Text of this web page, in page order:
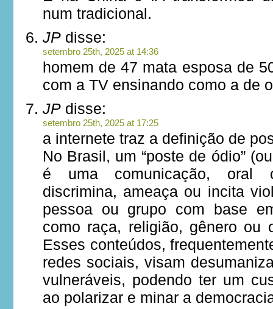
num tradicional.
JP disse:
setembro 25th, 2025 at 14:36
homem de 47 mata esposa de
com a TV ensinando como a de
JP disse:
setembro 25th, 2025 at 17:25
a internete traz a definição de
No Brasil, um “poste de ódio”
é uma comunicação, oral
discrimina, ameaça ou incita
pessoa ou grupo com base
como raça, religião, gênero ou
Esses conteúdos,
redes sociais, visam
vulneráveis, podendo ter um
ao polarizar e minar a